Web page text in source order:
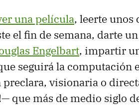
una película, leerte unos
el fin de semana, darte
Engelbart, impartir
seguirá la computación
visionaria o
que más de medio siglo